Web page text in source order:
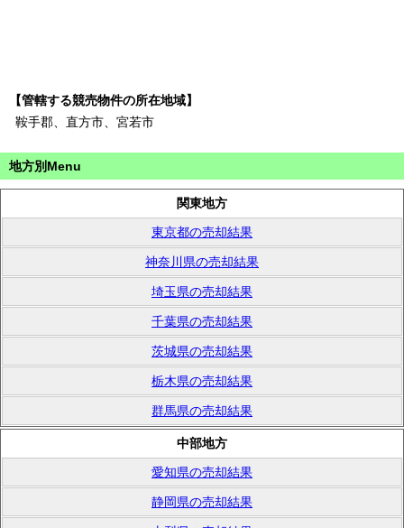
【管轄する競売物件の所在地域】
鞍手郡、直方市、宮若市
地方別Menu
関東地方
東京都の売却結果
神奈川県の売却結果
埼玉県の売却結果
千葉県の売却結果
茨城県の売却結果
栃木県の売却結果
群馬県の売却結果
中部地方
愛知県の売却結果
静岡県の売却結果